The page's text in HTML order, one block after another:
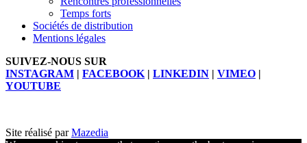
Temps forts
Sociétés de distribution
Mentions légales
SUIVEZ-NOUS SUR
INSTAGRAM | FACEBOOK | LINKEDIN | VIMEO |
YOUTUBE
Site réalisé parMazedia